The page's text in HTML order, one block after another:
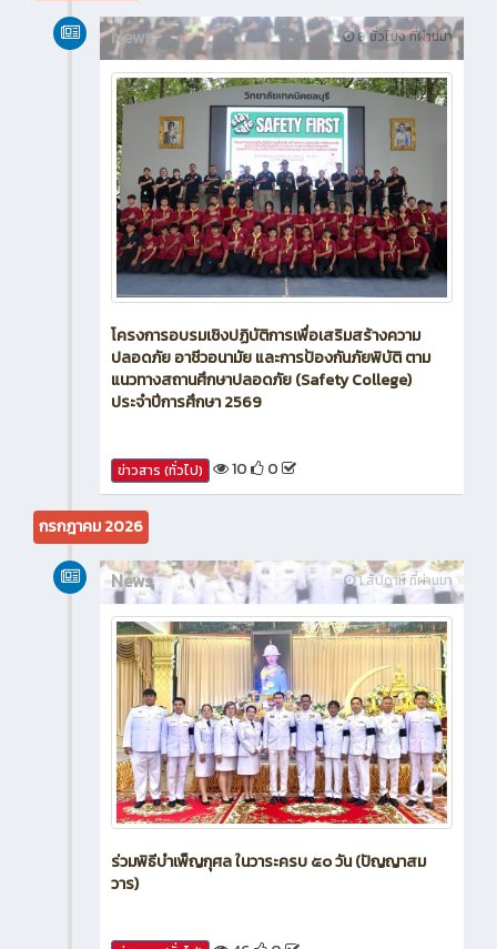
สิงหาคม 2026
8 ชั่วโมง ที่ผ่านมา
News
โครงการอบรมเชิงปฏิบัติการเพื่อเสริมสร้างความ
ปลอดภัย อาชีวอนามัย และการป้องกันภัยพิบัติ ตาม
แนวทางสถานศึกษาปลอดภัย (Safety College)
10 0
กรกฎาคม 2026
News
ร่วมพิธีบำเพ็ญกุศล ในวาระครบ ๕๐ วัน (ปัญญาสม